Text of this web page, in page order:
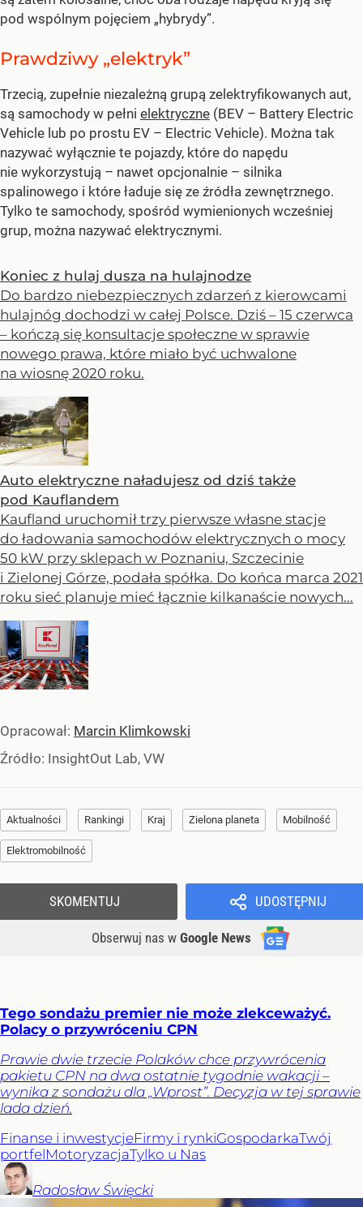
pod wspólnym pojęciem „hybrydy”.
Prawdziwy „elektryk”
Trzecią, zupełnie niezależną grupą zelektryfikowanych aut,
są samochody w pełni elektryczne (BEV – Battery Electric
Vehicle lub po prostu EV – Electric Vehicle). Można tak
nazywać wyłącznie te pojazdy, które do napędu
nie wykorzystują – nawet opcjonalnie – silnika
spalinowego i które ładuje się ze źródła zewnętrznego.
Tylko te samochody, spośród wymienionych wcześniej
grup, można nazywać elektrycznymi.
Koniec z hulaj dusza na hulajnodze
Do bardzo niebezpiecznych zdarzeń z kierowcami
hulajnóg dochodzi w całej Polsce. Dziś – 15 czerwca
– kończą się konsultacje społeczne w sprawie
nowego prawa, które miało być uchwalone
na wiosnę 2020 roku.
Auto elektryczne naładujesz od dziś także
pod Kauflandem
Kaufland uruchomił trzy pierwsze własne stacje
do ładowania samochodów elektrycznych o mocy
50 kW przy sklepach w Poznaniu, Szczecinie
i Zielonej Górze, podała spółka. Do końca marca 2021
roku sieć planuje mieć łącznie kilkanaście nowych...
Opracował: Marcin Klimkowski
Źródło: InsightOut Lab, VW
Aktualności Rankingi Kraj Zielona planeta Mobilność
Elektromobilność
UDOSTĘPNIJ
Obserwuj nas w Google News
SKOMENTUJ
Tego sondażu premier nie może zlekceważyć.
Polacy o przywróceniu CPN
Prawie dwie trzecie Polaków chce przywrócenia
pakietu CPN na dwa ostatnie tygodnie wakacji –
wynika z sondażu dla „Wprost”. Decyzja w tej sprawie
lada dzień.
Finanse i inwestycjeFirmy i rynkiGospodarkaTwój
portfelMotoryzacjaTylko u Nas
Radosław Święcki